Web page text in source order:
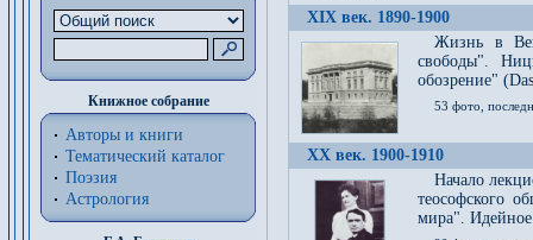
Книжное собрание
Авторы и книги
Тематический каталог
Поэзия
Астрология
XIX век. 1890-1900
Жизнь в
свободы".
обозрение"
53 фото,
XX век. 1900-1910
Начало
теософского
мира". Идейное